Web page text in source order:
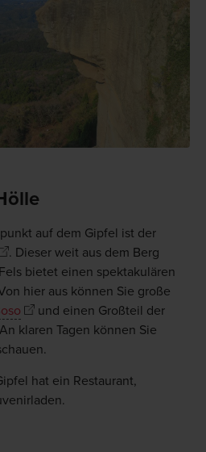
auf dem Gipfel ist der
. Dieser weit aus dem Berg
bietet einen spektakulären
hier aus können Sie große
und einen Großteil der
klaren Tagen können Sie
hat ein Restaurant,